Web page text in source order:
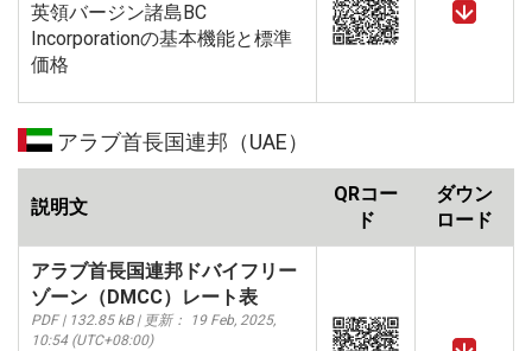
英領バージン諸島BC
Incorporationの基本機能と標準
価格
アラブ首長国連邦（UAE）
説明文
QRコー
ド
ダウン
ロード
アラブ首長国連邦ドバイフリー
ゾーン（DMCC）レート表
PDF | 132.85 kB | 更新： 19 Feb, 2025,
10:54 (UTC+08:00)